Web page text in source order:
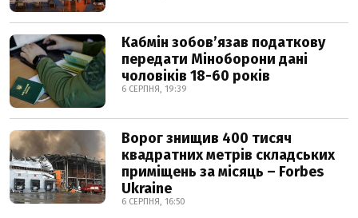
Кабмін зобовʼязав податкову
передати Міноборони дані
чоловіків 18-60 років
6 СЕРПНЯ, 19:39
Ворог знищив 400 тисяч
квадратних метрів складських
приміщень за місяць – Forbes
Ukraine
6 СЕРПНЯ, 16:50